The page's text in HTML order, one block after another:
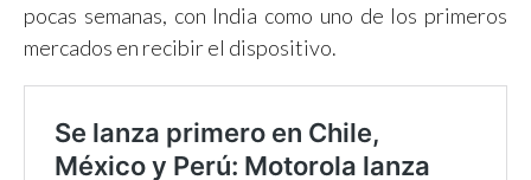
pocas semanas, con India como uno de los primeros
mercados en recibir el dispositivo.